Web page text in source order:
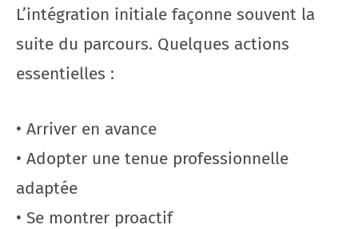
L’intégration initiale façonne souvent la
suite du parcours. Quelques actions
essentielles :
• Arriver en avance
• Adopter une tenue professionnelle
adaptée
• Se montrer proactif